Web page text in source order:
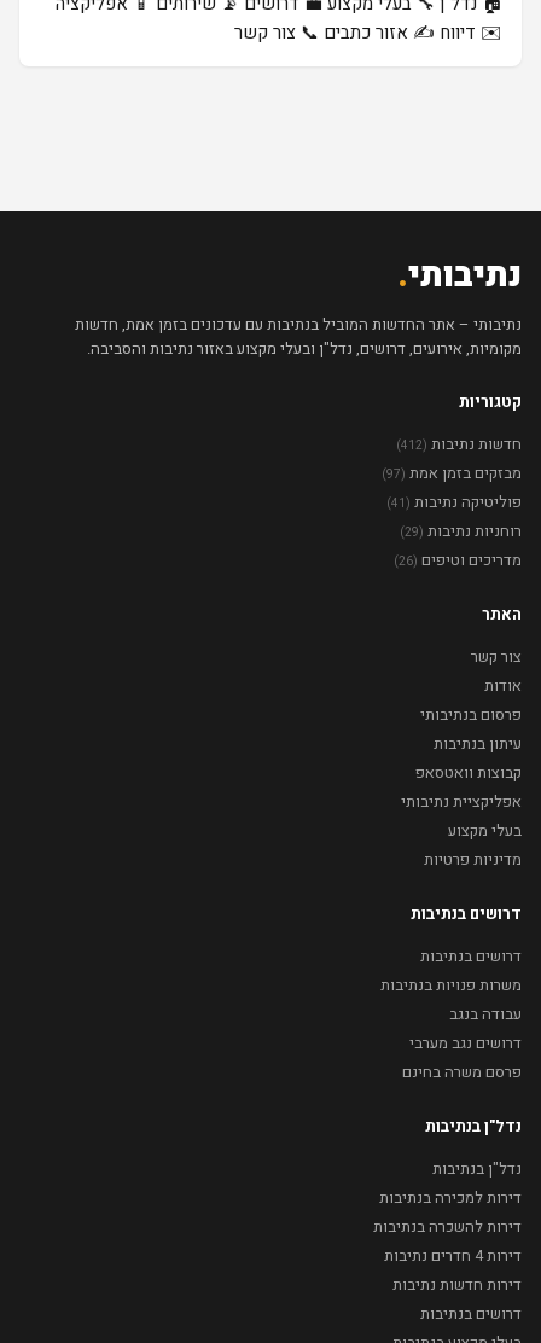
✉️ דיווח ✍️ אזור כתבים 📞 צור קשר
נתיבותי.
נתיבותי – אתר החדשות המוביל בנתיבות עם עדכונים בזמן אמת, חדשות
מקומיות, אירועים, דרושים, נדל"ן ובעלי מקצוע באזור נתיבות והסביבה.
קטגוריות
חדשות נתיבות (412)
מבזקים בזמן אמת (97)
פוליטיקה נתיבות (41)
רוחניות נתיבות (29)
מדריכים וטיפים (26)
האתר
צור קשר
אודות
פרסום בנתיבותי
עיתון בנתיבות
קבוצות וואטסאפ
אפליקציית נתיבותי
בעלי מקצוע
מדיניות פרטיות
דרושים בנתיבות
דרושים בנתיבות
משרות פנויות בנתיבות
עבודה בנגב
דרושים נגב מערבי
פרסם משרה בחינם
נדל"ן בנתיבות
נדל"ן בנתיבות
דירות למכירה בנתיבות
דירות להשכרה בנתיבות
דירות 4 חדרים נתיבות
דירות חדשות נתיבות
דרושים בנתיבות